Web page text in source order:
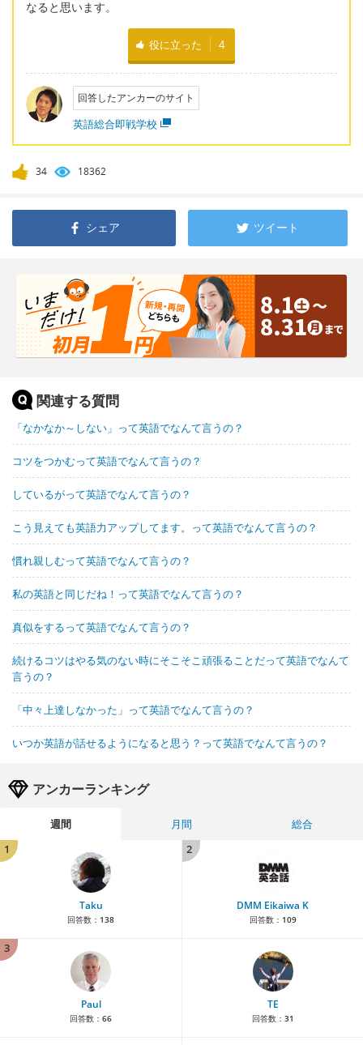
なると思います。
役に立った 4
回答したアンカーのサイト
英語総合即戦学校
34 18362
シェア ツイート
関連する質問
「なかなか～しない」って英語でなんて言うの？
コツをつかむって英語でなんて言うの？
しているがって英語でなんて言うの？
こう見えても英語力アップしてます。って英語でなんて言うの？
慣れ親しむって英語でなんて言うの？
私の英語と同じだね！って英語でなんて言うの？
真似をするって英語でなんて言うの？
続けるコツはやる気のない時にそこそこ頑張ることだって英語でなんて
言うの？
「中々上達しなかった」って英語でなんて言うの？
いつか英語が話せるようになると思う？って英語でなんて言うの？
アンカーランキング
週間 月間
総合
1
Taku
回答数： 138
2
DMM Eikaiwa K
回答数： 109
3
Paul
回答数： 66
TE
回答数： 31